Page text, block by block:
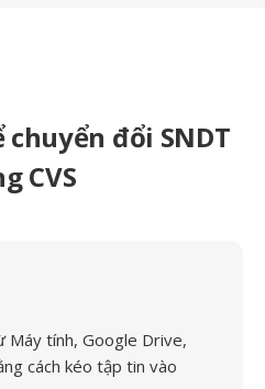
chuyển đổi SNDT
CVS
Máy tính, Google Drive,
cách kéo tập tin vào